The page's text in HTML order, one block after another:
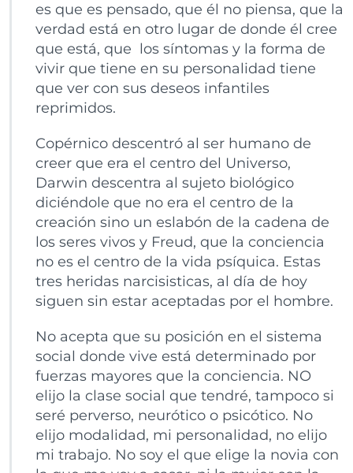
es que es pensado, que él no piensa, que la
verdad está en otro lugar de donde él cree
que está, que los síntomas y la forma de
vivir que tiene en su personalidad tiene
que ver con sus deseos infantiles
reprimidos.
Copérnico descentró al ser humano de
creer que era el centro del Universo,
Darwin descentra al sujeto biológico
diciéndole que no era el centro de la
creación sino un eslabón de la cadena de
los seres vivos y Freud, que la conciencia
no es el centro de la vida psíquica. Estas
tres heridas narcisisticas, al día de hoy
siguen sin estar aceptadas por el hombre.
No acepta que su posición en el sistema
social donde vive está determinado por
fuerzas mayores que la conciencia. NO
elijo la clase social que tendré, tampoco si
seré perverso, neurótico o psicótico. No
elijo modalidad, mi personalidad, no elijo
mi trabajo. No soy el que elige la novia con